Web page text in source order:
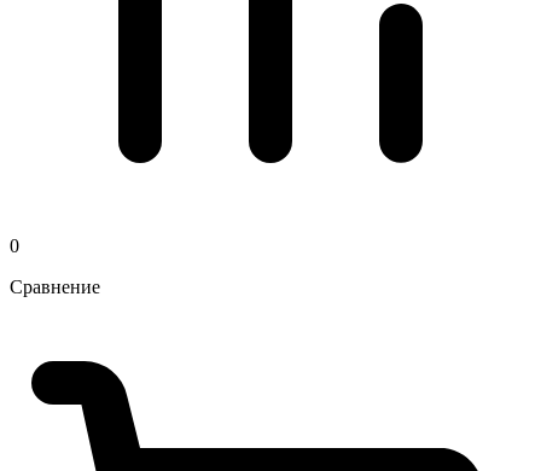
0
Сравнение